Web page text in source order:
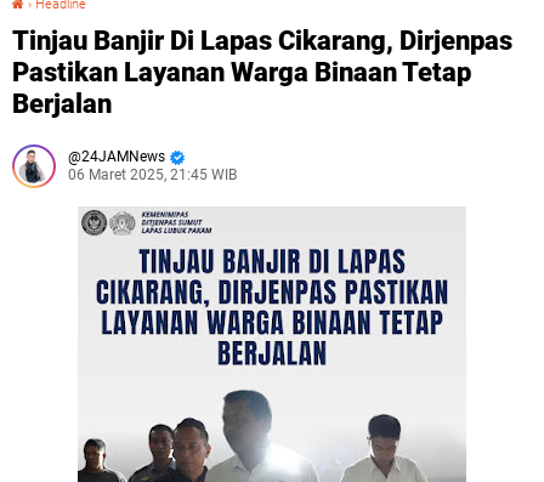
› Headline
Tinjau Banjir Di Lapas Cikarang, Dirjenpas
Pastikan Layanan Warga Binaan Tetap
Berjalan
24JAMNews
06 Maret 2025, 21:45 WIB